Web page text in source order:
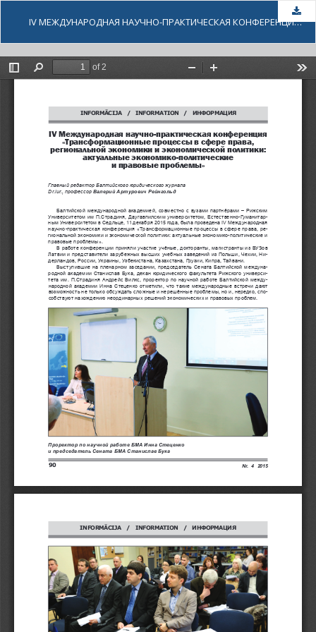
IV МЕЖДУНАРОДНАЯ НАУЧНО-ПРАКТИЧЕСКАЯ КОНФЕРЕНЦИЯ «ТРАНСФОРМАЦИОННЫЕ ПРОЦЕССЫ В СФЕРЕ ПРАВА, РЕГИОНАЛЬНОЙ ЭКОНОМИКИ И ЭКОНОМИЧЕСКОЙ ПОЛИТИКИ: АКТУАЛЬНЫЕ ЭКОНОМИКО-ПОЛИТИЧЕСКИЕ И ПРАВОВЫЕ ПРОБЛЕМЫ»